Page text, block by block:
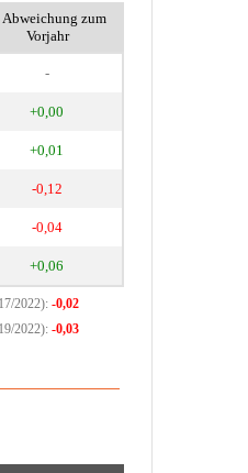
Abweichung zum
Vorjahr
-
+0,00
+0,01
-0,12
-0,04
+0,06
2022): -0,02
2022): -0,03